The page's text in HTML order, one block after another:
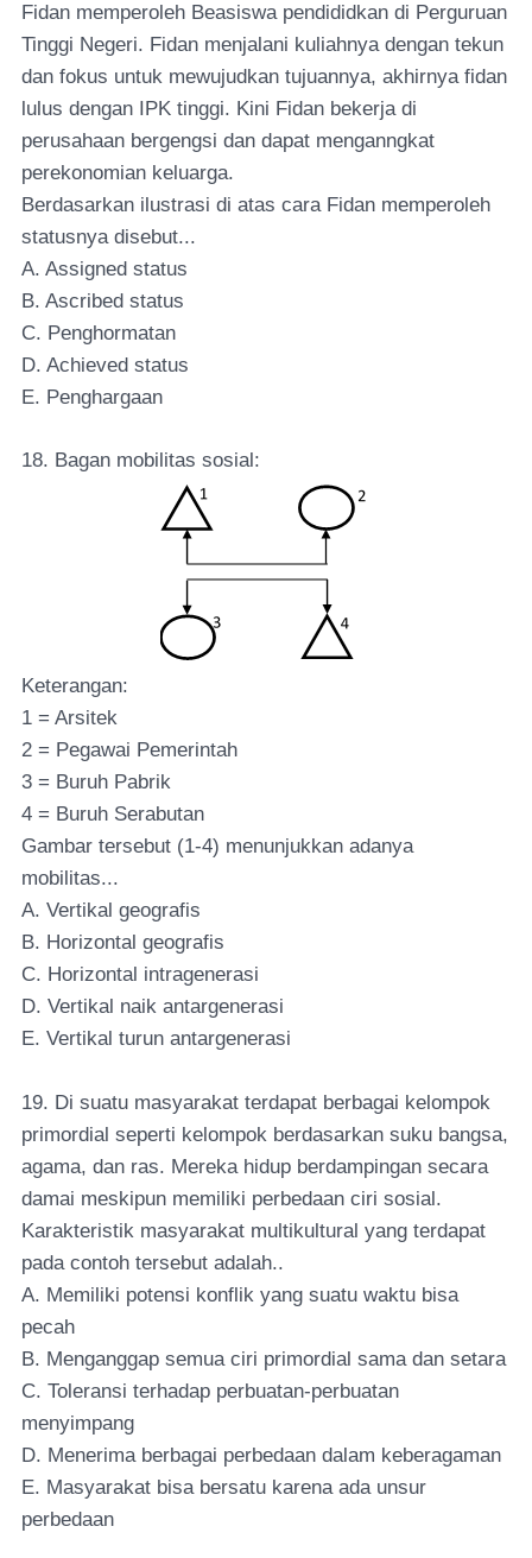
Fidan memperoleh Beasiswa pendididkan di Perguruan
Tinggi Negeri. Fidan menjalani kuliahnya dengan tekun
dan fokus untuk mewujudkan tujuannya, akhirnya fidan
lulus dengan IPK tinggi. Kini Fidan bekerja di
perusahaan bergengsi dan dapat menganngkat
perekonomian keluarga.
Berdasarkan ilustrasi di atas cara Fidan memperoleh
statusnya disebut...
A. Assigned status
B. Ascribed status
C. Penghormatan
D. Achieved status
E. Penghargaan
18. Bagan mobilitas sosial:
Keterangan:
1 = Arsitek
2 = Pegawai Pemerintah
3 = Buruh Pabrik
4 = Buruh Serabutan
Gambar tersebut (1-4) menunjukkan adanya
mobilitas...
A. Vertikal geografis
B. Horizontal geografis
C. Horizontal intragenerasi
D. Vertikal naik antargenerasi
E. Vertikal turun antargenerasi
19. Di suatu masyarakat terdapat berbagai kelompok
primordial seperti kelompok berdasarkan suku bangsa,
agama, dan ras. Mereka hidup berdampingan secara
damai meskipun memiliki perbedaan ciri sosial.
Karakteristik masyarakat multikultural yang terdapat
pada contoh tersebut adalah..
A. Memiliki potensi konflik yang suatu waktu bisa
pecah
B. Menganggap semua ciri primordial sama dan setara
C. Toleransi terhadap perbuatan-perbuatan
menyimpang
D. Menerima berbagai perbedaan dalam keberagaman
E. Masyarakat bisa bersatu karena ada unsur
perbedaan